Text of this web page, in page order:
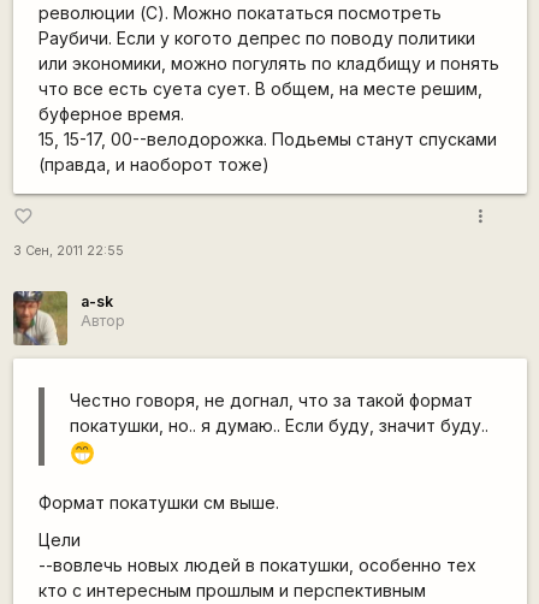
революции (С). Можно покататься посмотреть
Раубичи. Если у когото депрес по поводу политики
или экономики, можно погулять по кладбищу и понять
что все есть суета сует. В общем, на месте решим,
буферное время.
15, 15-17, 00--велодорожка. Подьемы станут спусками
(правда, и наоборот тоже)
favorite_border
3 Сен, 2011 22:55
more_vert
a-sk
Автор
Честно говоря, не догнал, что за такой формат
покатушки, но.. я думаю.. Если буду, значит буду..
;D
Формат покатушки см выше.
Цели
--вовлечь новых людей в покатушки, особенно тех
кто с интересным прошлым и перспективным